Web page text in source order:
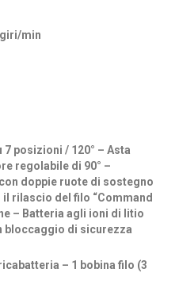
min
posizioni / 120° – Asta
regolabile di 90° –
doppie ruote di sostegno
rilascio del filo “Command
– Batteria agli ioni di litio
bloccaggio di sicurezza
– 1 bobina filo (3